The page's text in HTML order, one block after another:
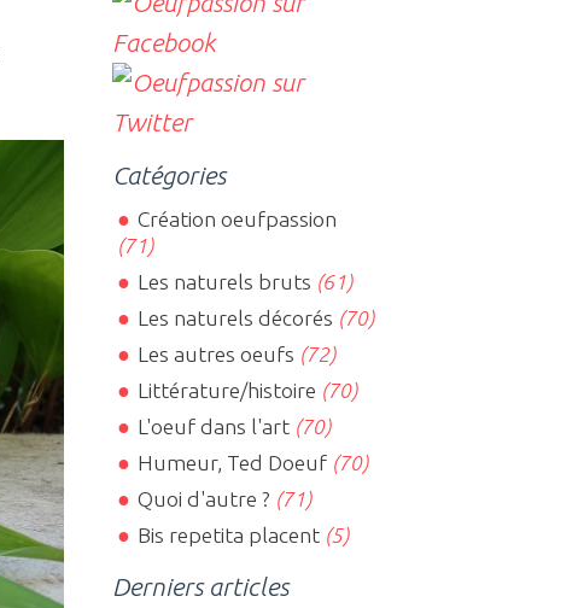
Catégories
Création oeufpassion
(71)
Les naturels bruts (61)
Les naturels décorés (70)
Les autres oeufs (72)
Littérature/histoire (70)
L'oeuf dans l'art(70)
Humeur, Ted Doeuf(70)
Quoi d'autre ? (71)
Bis repetita placent(5)
Derniers articles